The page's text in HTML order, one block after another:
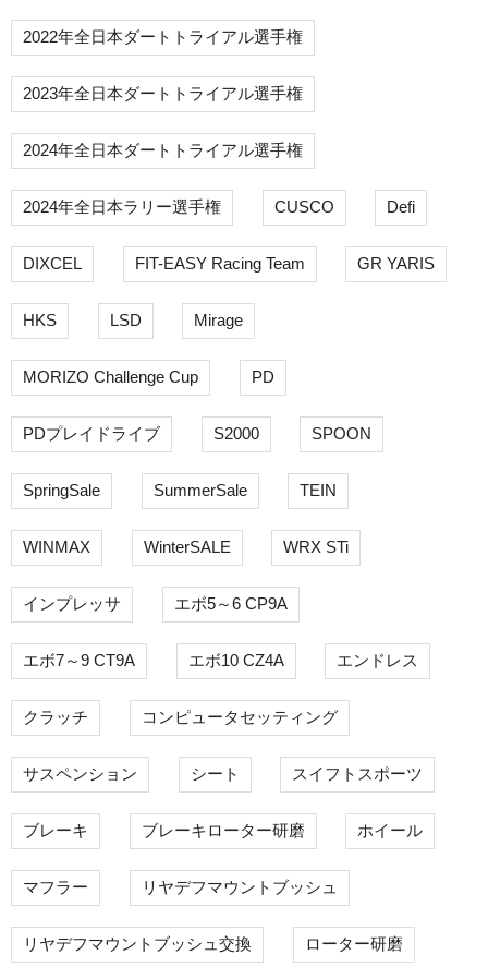
2022年全日本ダートトライアル選手権
2023年全日本ダートトライアル選手権
2024年全日本ダートトライアル選手権
2024年全日本ラリー選手権 CUSCO Defi
DIXCEL FIT-EASY Racing Team GR YARIS
HKS LSD Mirage
MORIZO Challenge Cup PD
PDプレイドライブ S2000 SPOON
SpringSale SummerSale TEIN
WINMAX WinterSALE WRX STi
インプレッサ エボ5～6 CP9A
エボ7～9 CT9A エボ10 CZ4A エンドレス
クラッチ コンピュータセッティング
サスペンション シート スイフトスポーツ
ブレーキ ブレーキローター研磨 ホイール
マフラー リヤデフマウントブッシュ
リヤデフマウントブッシュ交換 ローター研磨